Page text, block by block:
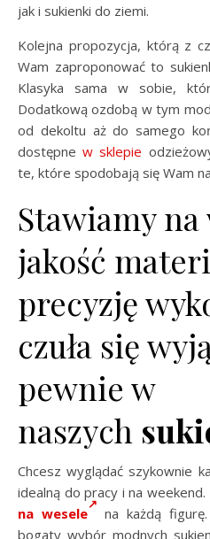
jak i sukienki do ziemi.
Kolejna propozycja, którą z
Wam zaproponować to
Klasyka sama w sobie,
Dodatkową ozdobą w tym
od dekoltu aż do samego
dostępnew sklepie
te, które spodobają się Wam
Stawiamy na
jakość
precyzję
czuła się
pewnie w
naszych
Chcesz wyglądać szykownie
idealną do pracy i na weekend.
na wesele
na każdą
bogaty wybór modnych